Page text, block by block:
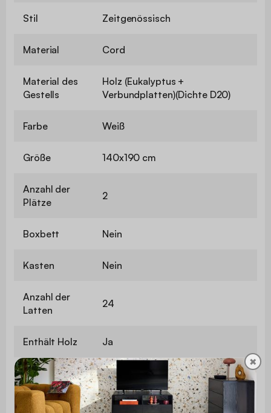
Stil Zeitgenössisch
Material Cord
Material des
Gestells
Holz (Eukalyptus +
Verbundplatten)(Dichte D20)
Farbe Weiß
Größe 140x190 cm
Anzahl der
Plätze
2
Boxbett Nein
Kasten Nein
Anzahl der
Latten
24
Enthält Holz Ja
Verwendung Nur für den Privatgebrauch
Garantie 2 Jahre
✖